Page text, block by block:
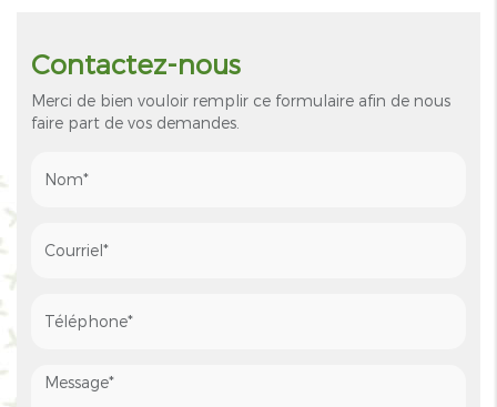
Contactez-nous
Merci de bien vouloir remplir ce formulaire afin de nous
faire part de vos demandes.